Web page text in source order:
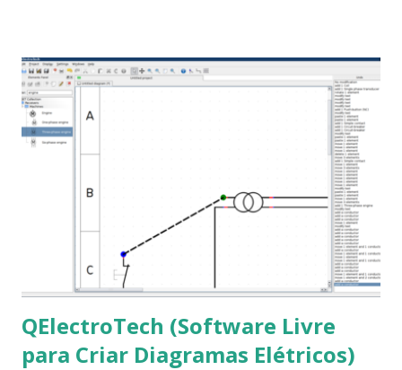
que contém essas fontes. Ao instalar o GNU/Linux abra o
terminal e execute o comando: $ sudo apt-get install ttf-
mscorefonts-installer Leia os termos de uso e avance
clicando em “Ok” Agora aceite os termos de uso clicando
em “Sim” Pronto agora abra o LibreOffice e veja se as
fontes Times New Roman, Arial estão instaladas. Caso
ocorra algum erro ou precisa reinstalar, execute: $ sudo
apt-get install --reinstall ttf-mscorefonts-installer
QElectroTech (Software Livre
para Criar Diagramas Elétricos)